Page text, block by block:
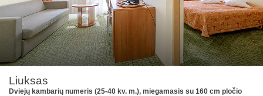
Liuksas
Dviejų kambarių numeris (25-40 kv. m.), miegamasis su 160 cm pločio